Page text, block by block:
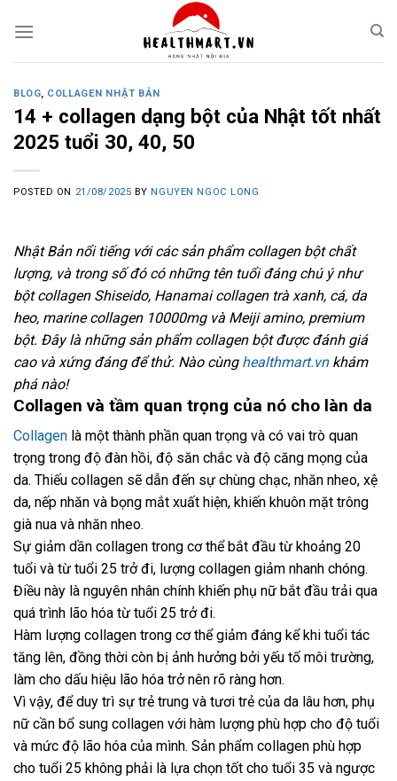
BLOG, COLLAGEN NHẬT BẢN
14 + collagen dạng bột của Nhật tốt nhất
2025 tuổi 30, 40, 50
POSTED ON 21/08/2025 BY NGUYEN NGOC LONG
Nhật Bản nổi tiếng với các sản phẩm collagen bột chất
lượng, và trong số đó có những tên tuổi đáng chú ý như
bột collagen Shiseido, Hanamai collagen trà xanh, cá, da
heo, marine collagen 10000mg và Meiji amino, premium
bột. Đây là những sản phẩm collagen bột được đánh giá
cao và xứng đáng để thử. Nào cùng healthmart.vnkhám
phá nào!
Collagen và tầm quan trọng của nó cho làn da
Collagen là một thành phần quan trọng và có vai trò quan
trọng trong độ đàn hồi, độ săn chắc và độ căng mọng của
da. Thiếu collagen sẽ dẫn đến sự chùng chạc, nhăn nheo, xệ
da, nếp nhăn và bọng mắt xuất hiện, khiến khuôn mặt trông
già nua và nhăn nheo.
Sự giảm dần collagen trong cơ thể bắt đầu từ khoảng 20
tuổi và từ tuổi 25 trở đi, lượng collagen giảm nhanh chóng.
Điều này là nguyên nhân chính khiến phụ nữ bắt đầu trải qua
quá trình lão hóa từ tuổi 25 trở đi.
Hàm lượng collagen trong cơ thể giảm đáng kể khi tuổi tác
tăng lên, đồng thời còn bị ảnh hưởng bởi yếu tố môi trường,
làm cho dấu hiệu lão hóa trở nên rõ ràng hơn.
Vì vậy, để duy trì sự trẻ trung và tươi trẻ của da lâu hơn, phụ
nữ cần bổ sung collagen với hàm lượng phù hợp cho độ tuổi
và mức độ lão hóa của mình. Sản phẩm collagen phù hợp
cho tuổi 25 không phải là lựa chọn tốt cho tuổi 35 và ngược